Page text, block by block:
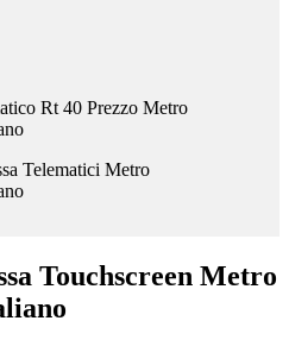
Touchscreen Metro